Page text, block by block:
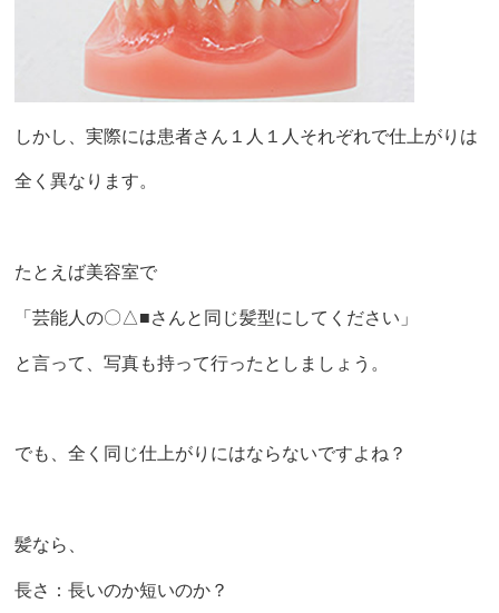
しかし、実際には患者さん１人１人それぞれで仕上がりは
全く異なります。
たとえば美容室で
「芸能人の〇△■さんと同じ髪型にしてください」
と言って、写真も持って行ったとしましょう。
でも、全く同じ仕上がりにはならないですよね？
髪なら、
長さ：長いのか短いのか？